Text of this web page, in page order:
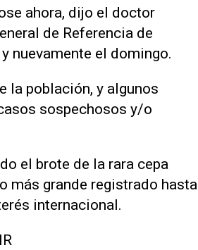
ahora, dijo el doctor
de Referencia de
nuevamente el domingo.
la población, y algunos
sospechosos y/o
el brote de la rara cepa
más grande registrado hasta
internacional.